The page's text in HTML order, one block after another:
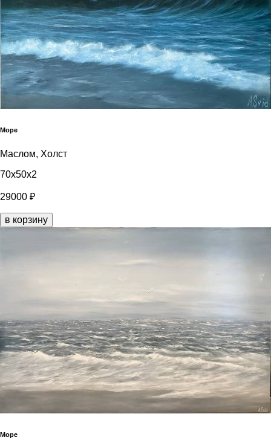
Море
Маслом, Холст
70x50x2
29000 ₽
в корзину
Море